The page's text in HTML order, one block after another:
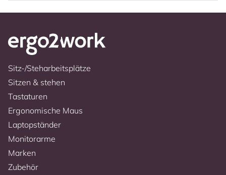
Sitz-/Steharbeitsplätze
Sitzen & stehen
Tastaturen
Ergonomische Maus
Laptopständer
Monitorarme
Marken
Zubehör